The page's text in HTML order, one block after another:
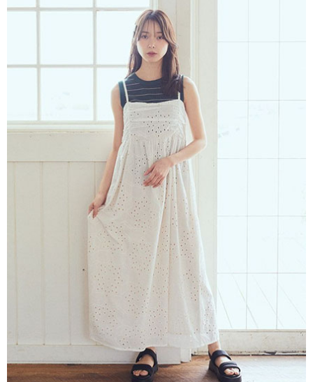
法說明評估內容。
1.分期款項不併入電信帳單，「大哥付你分期」於每月結算日後寄送繳費提
2.透過簡訊連結打開帳單後，可選擇「超商條碼／台灣大直營門市／銀行轉
帳／街口支付／iPASS MONEY」等通路繳費。
1.本服務係由「台灣大哥大股份有限公司」（以下簡稱本公司）所提供，讓
用戶於交易時，得透過本服務購買商品或服務，並由商店將買賣／分期付款
買賣價金債權讓與本公司後，依約使用本公司帳單繳交帳款。
2.基於同意付款使用「大哥付你分期」之契約關係目的，商店將以您的個人
資料（包含姓名、電話或地址）提供予台灣大哥大進項蒐集、處理及利用，
由本公司與您本人進行分期帳單所需資料之確認、核對及更正。
3.完整用戶服務條款，請詳閱以下連結：https://oppay.tw/userRule
２．便利：只要手機號碼，簡訊認證，即可結帳。
３．安心：先確認商品／服務後，再付款。
【「AFTEE先享後付」結帳流程】
１．於結帳方式選擇「AFTEE先享後付」後，將跳轉至「AFTEE先享後付」
結帳頁面，進行簡訊認證並確認金額後，即可完成結帳。
２．訂單成立數日內，您將收到繳費通知簡訊。
３．收到繳費通知簡訊後14天內，點擊此簡訊中的連結，可透過四大超商／
ATM／網路銀行／等多元方式進行付款，方視為交易完成。
※ 請注意：結帳手續完成當下不需立刻繳費，但若您需要取消訂單，請聯絡
購買商品的店家。未經商家同意取消之訂單仍視為有效，需透過AFTEE先享
※ 交易是否成功請以「AFTEE先享後付 」之結帳頁面顯示為準，若有關於
是否繳費成功／繳費後需取消欲退款等相關疑問，請聯繫「AFTEE先享後付
https://netprotections.freshdesk.com/support/home
１．透過由恩沛科技股份有限公司提供之「AFTEE先享後付」服務完成之交
易，需依本服務之必要範圍內提供個人資料，並將交易相關給付款項請求債
權轉讓予恩沛科技股份有限公司。
２．關於個人資料處理事宜，請瀏覽以下網址：
https://aftee.tw/terms/#terms3
３．未成年的使用者請事先徵得法定代理人或監護人之同意方可使用
「AFTEE先享後付」，若未經同意申辦者引起之損失，本公司不負相關責
４．使用「AFTEE先享後付」時，將依據個別帳號之用戶狀況，依本公司即
時審查核予不同之上限額度；若仍有額度不足之情形，本公司將視審查結果
請求用戶進行身份認證。
５．嚴禁一人註冊多個帳號或使用他人資訊註冊。若發現惡意使用之情形，
恩沛科技股份有限公司將有權停止該用戶之使用額度並採取法律行動。
每筆NT$60，滿NT$388(含以上)免運費
全家純取貨
每筆NT$60，滿NT$388(含以上)免運費
每筆NT$60，滿NT$888(含以上)免運費
每筆NT$60，滿NT$888(含以上)免運費
每筆NT$60，滿NT$888(含以上)免運費
每筆NT$60，滿NT$888(含以上)免運費
每筆NT$90，滿NT$888(含以上)免運費